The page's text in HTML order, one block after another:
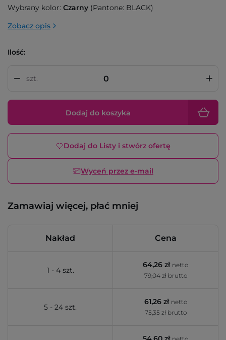
Wybrany kolor: Czarny (Pantone: BLACK)
Zobacz opis
Ilość:
szt.
Dodaj do koszyka
Dodaj do Listy i stwórz ofertę
Wyceń przez e-mail
Zamawiaj więcej, płać mniej
Nakład Cena
1 - 4 szt.
64,26 zł netto
79,04 zł brutto
5 - 24 szt.
61,26 zł netto
75,35 zł brutto